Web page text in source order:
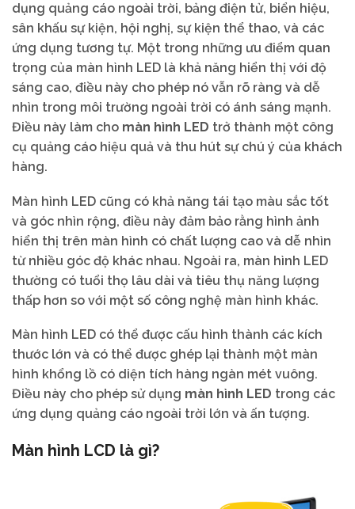
dụng quảng cáo ngoài trời, bảng điện tử, biển hiệu,
sân khấu sự kiện, hội nghị, sự kiện thể thao, và các
ứng dụng tương tự. Một trong những ưu điểm quan
trọng của màn hình LED là khả năng hiển thị với độ
sáng cao, điều này cho phép nó vẫn rõ ràng và dễ
nhìn trong môi trường ngoài trời có ánh sáng mạnh.
Điều này làm cho màn hình LED trở thành một công
cụ quảng cáo hiệu quả và thu hút sự chú ý của khách
hàng.
Màn hình LED cũng có khả năng tái tạo màu sắc tốt
và góc nhìn rộng, điều này đảm bảo rằng hình ảnh
hiển thị trên màn hình có chất lượng cao và dễ nhìn
từ nhiều góc độ khác nhau. Ngoài ra, màn hình LED
thường có tuổi thọ lâu dài và tiêu thụ năng lượng
thấp hơn so với một số công nghệ màn hình khác.
Màn hình LED có thể được cấu hình thành các kích
thước lớn và có thể được ghép lại thành một màn
hình khổng lồ có diện tích hàng ngàn mét vuông.
Điều này cho phép sử dụng màn hình LED trong các
ứng dụng quảng cáo ngoài trời lớn và ấn tượng.
Màn hình LCD là gì?